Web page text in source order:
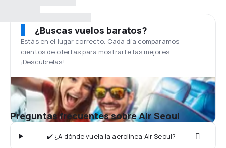
¿Buscas vuelos baratos?
Estás en el lugar correcto. Cada día comparamos
cientos de ofertas para mostrarte las mejores.
¡Descúbrelas!
Preguntas frecuentes sobre Air Seoul
✔️ ¿A dónde vuela la aerolínea Air Seoul?